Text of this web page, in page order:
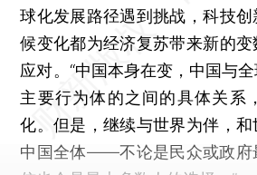
球化发展路径遇到挑战，科技
候变化都为经济复苏带来新的
应对。“中国本身在变，中国与
主要行为体的之间的具体关系
化。但是，继续与世界为伴，
中国全体——不论是民众或政府